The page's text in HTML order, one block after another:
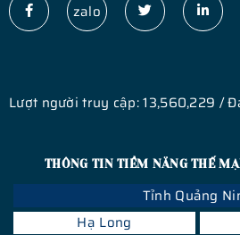
zalo
Lượt người truy cập: 13,560,229 /
THÔNG TIN TIỀM NĂNG THẾ
Tỉnh Quảng
Hạ Long